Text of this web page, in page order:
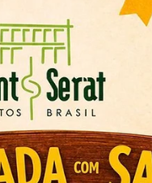
15/05
virou sucesso em
com mais uma edição
vez ainda mais
do Rock 15/05.